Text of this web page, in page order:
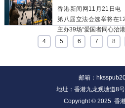
香港新闻网11月21日
第八届立法会选举将在
主办39场“爱国者同心治港
4 5 6 7 8
邮箱：
地址：香港九龙观塘道8
Copyright © 2025 香